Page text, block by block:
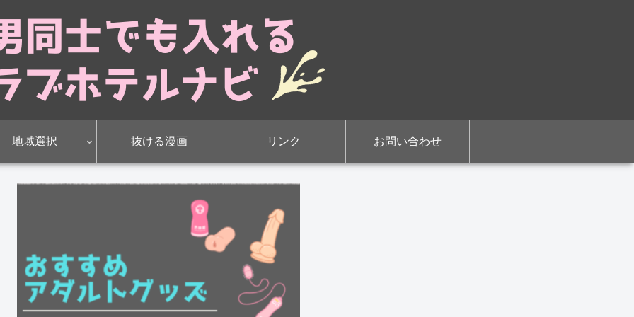
地域選択 抜ける漫画 リンク お問い合わせ